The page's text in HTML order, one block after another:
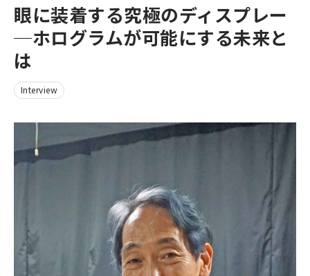
眼に装着する究極のディスプレー
─ホログラムが可能にする未来と
は
Interview